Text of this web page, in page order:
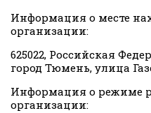
Информация о месте
организации:
625022, Российская
город Тюмень, улица
Информация о режиме
организации: